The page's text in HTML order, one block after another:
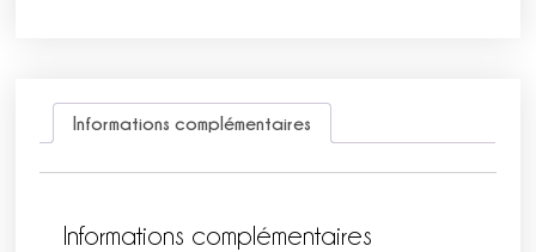
Informations complémentaires
Informations complémentaires